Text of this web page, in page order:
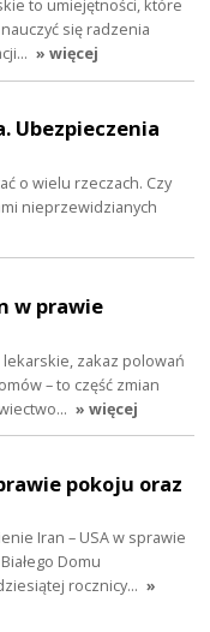
to umiejętności, które
się radzenia
» więcej
Ubezpieczenia
o wielu rzeczach. Czy
nieprzewidzianych
w prawie
zakaz polowań
– to część zmian
» więcej
pokoju oraz
Iran – USA w sprawie
Domu
rocznicy… »